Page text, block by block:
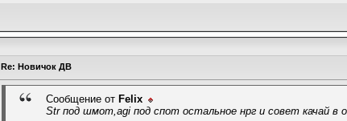
Re: Новичок ДВ
Сообщение от Felix
Str под шмот,agi под спот остальное нрг и совет качай в